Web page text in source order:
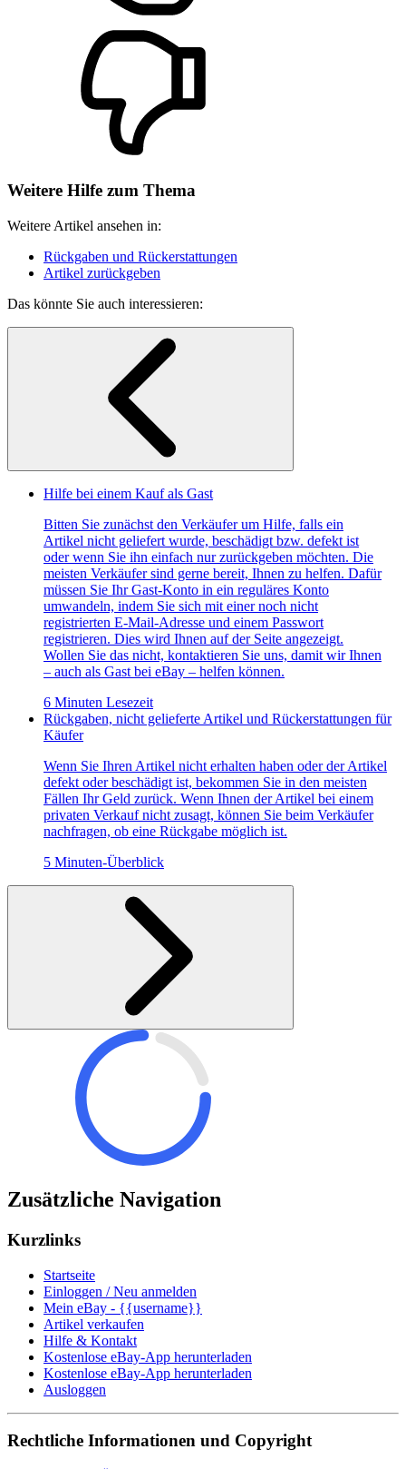
Weitere Hilfe zum Thema
Weitere Artikel ansehen in:
Rückgaben und Rückerstattungen
Artikel zurückgeben
Das könnte Sie auch interessieren:
Hilfe bei einem Kauf als Gast
Bitten Sie zunächst den Verkäufer um Hilfe, falls ein
Artikel nicht geliefert wurde, beschädigt bzw. defekt ist
oder wenn Sie ihn einfach nur zurückgeben möchten. Die
meisten Verkäufer sind gerne bereit, Ihnen zu helfen. Dafür
müssen Sie Ihr Gast-Konto in ein reguläres Konto
umwandeln, indem Sie sich mit einer noch nicht
registrierten E-Mail-Adresse und einem Passwort
registrieren. Dies wird Ihnen auf der Seite angezeigt.
Wollen Sie das nicht, kontaktieren Sie uns, damit wir Ihnen
– auch als Gast bei eBay – helfen können.
6 Minuten Lesezeit
Rückgaben, nicht gelieferte Artikel und Rückerstattungen für
Käufer
Wenn Sie Ihren Artikel nicht erhalten haben oder der Artikel
defekt oder beschädigt ist, bekommen Sie in den meisten
Fällen Ihr Geld zurück. Wenn Ihnen der Artikel bei einem
privaten Verkauf nicht zusagt, können Sie beim Verkäufer
nachfragen, ob eine Rückgabe möglich ist.
5 Minuten-Überblick
Zusätzliche Navigation
Kurzlinks
Startseite
Einloggen / Neu anmelden
Mein eBay - {{username}}
Artikel verkaufen
Hilfe & Kontakt
Kostenlose eBay-App herunterladen
Kostenlose eBay-App herunterladen
Ausloggen
Rechtliche Informationen und Copyright